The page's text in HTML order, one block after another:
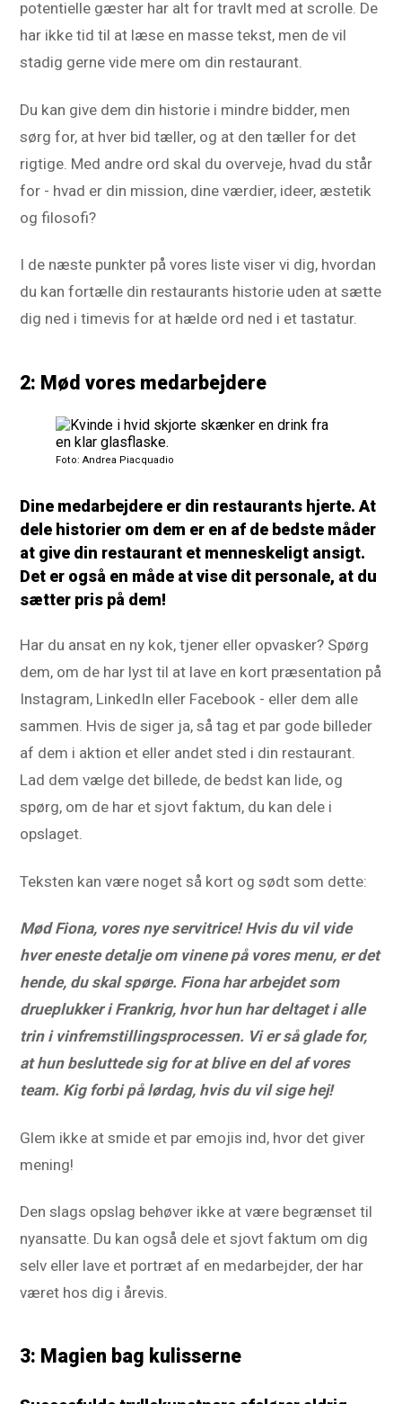
potentielle gæster har alt for travlt med at scrolle. De
har ikke tid til at læse en masse tekst, men de vil
stadig gerne vide mere om din restaurant.
Du kan give dem din historie i mindre bidder, men
sørg for, at hver bid tæller, og at den tæller for det
rigtige. Med andre ord skal du overveje, hvad du står
for - hvad er din mission, dine værdier, ideer, æstetik
og filosofi?
I de næste punkter på vores liste viser vi dig, hvordan
du kan fortælle din restaurants historie uden at sætte
dig ned i timevis for at hælde ord ned i et tastatur.
2: Mød vores medarbejdere
Foto: Andrea Piacquadio
Dine medarbejdere er din restaurants hjerte. At
dele historier om dem er en af de bedste måder
at give din restaurant et menneskeligt ansigt.
Det er også en måde at vise dit personale, at du
sætter pris på dem!
Har du ansat en ny kok, tjener eller opvasker? Spørg
dem, om de har lyst til at lave en kort præsentation på
Instagram, LinkedIn eller Facebook - eller dem alle
sammen. Hvis de siger ja, så tag et par gode billeder
af dem i aktion et eller andet sted i din restaurant.
Lad dem vælge det billede, de bedst kan lide, og
spørg, om de har et sjovt faktum, du kan dele i
opslaget.
Teksten kan være noget så kort og sødt som dette:
Mød Fiona, vores nye servitrice! Hvis du vil vide
hver eneste detalje om vinene på vores menu, er det
hende, du skal spørge. Fiona har arbejdet som
drueplukker i Frankrig, hvor hun har deltaget i alle
trin i vinfremstillingsprocessen. Vi er så glade for,
at hun besluttede sig for at blive en del af vores
team. Kig forbi på lørdag, hvis du vil sige hej!
Glem ikke at smide et par emojis ind, hvor det giver
mening!
Den slags opslag behøver ikke at være begrænset til
nyansatte. Du kan også dele et sjovt faktum om dig
selv eller lave et portræt af en medarbejder, der har
været hos dig i årevis.
3: Magien bag kulisserne